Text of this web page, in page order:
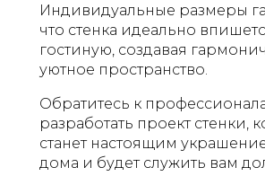
Индивидуальные размеры
что стенка идеально
гостиную, создавая
уютное пространство.
Обратитесь к
разработать проект стенки,
станет настоящим
дома и будет служить вам